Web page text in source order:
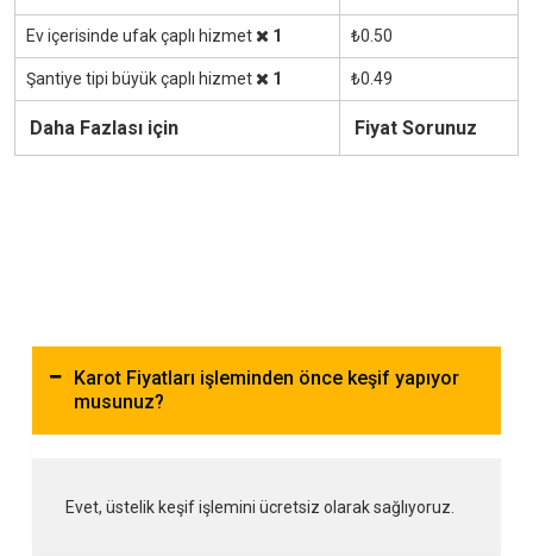
Ev içerisinde ufak çaplı hizmet 1 ₺0.50
Şantiye tipi büyük çaplı hizmet 1 ₺0.49
Daha Fazlası için Fiyat Sorunuz
Karot Fiyatları işleminden önce keşif yapıyor
musunuz?
Evet, üstelik keşif işlemini ücretsiz olarak sağlıyoruz.